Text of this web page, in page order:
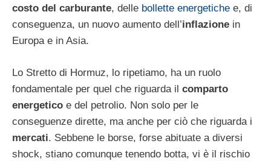
costo del carburante, delle bollette energetiche e, di
conseguenza, un nuovo aumento dell’inflazione in
Europa e in Asia.
Lo Stretto di Hormuz, lo ripetiamo, ha un ruolo
fondamentale per quel che riguarda il comparto
energetico e del petrolio. Non solo per le
conseguenze dirette, ma anche per ciò che riguarda i
mercati. Sebbene le borse, forse abituate a diversi
shock, stiano comunque tenendo botta, vi è il rischio